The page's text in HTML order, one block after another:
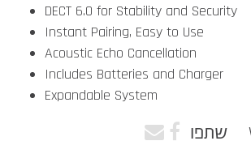
DECT 6.0 for Stability and Security
Instant Pairing, Easy to Use
Acoustic Echo Cancellation
Includes Batteries and Charger
Expandable System
שתפו